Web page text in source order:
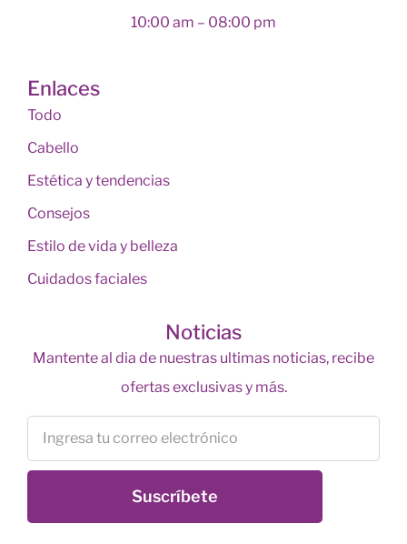
10:00 am – 08:00 pm
Enlaces
Todo
Cabello
Estética y tendencias
Consejos
Estilo de vida y belleza
Cuidados faciales
Noticias
Mantente al dia de nuestras ultimas noticias, recibe
ofertas exclusivas y más.
Suscríbete